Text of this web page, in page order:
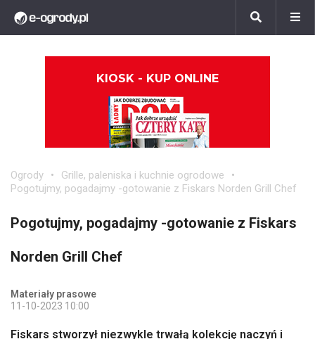
KIOSK - KUP ONLINE
Ogrody
Grille, paleniska i kuchnie ogrodowe
Pogotujmy, pogadajmy -gotowanie z Fiskars Norden Grill Chef
Pogotujmy, pogadajmy -gotowanie z Fiskars
Norden Grill Chef
Materiały prasowe
11-10-2023 10:00
Fiskars stworzył niezwykle trwałą kolekcję naczyń i